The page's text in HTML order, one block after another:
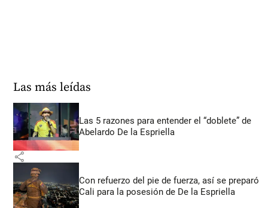
Las más leídas
Las 5 razones para entender el “doblete” de
Abelardo De la Espriella
share
Con refuerzo del pie de fuerza, así se preparó
Cali para la posesión de De la Espriella